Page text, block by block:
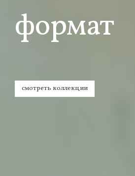
формат
смотреть коллекции